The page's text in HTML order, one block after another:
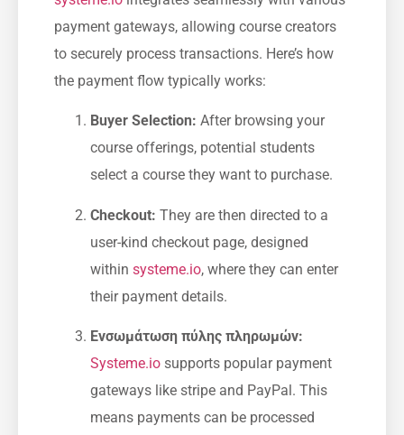
payment gateways, allowing⁣ course creators
to securely process transactions. Here’s how ​
the payment ⁢flow typically works:
Buyer Selection: ‍After ‌browsing your
course offerings, potential students
select a course‌ they want to purchase.
Checkout: They are then‌ directed to a‍
user-kind checkout page, designed
within systeme.io, ⁣where they ⁢can enter
their payment‌ details.
Ενσωμάτωση πύλης πληρωμών:
Systeme.io supports popular payment
gateways like stripe and PayPal. This
means payments can be processed